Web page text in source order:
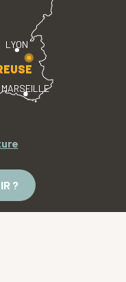
LYON
MARSEILLE
?